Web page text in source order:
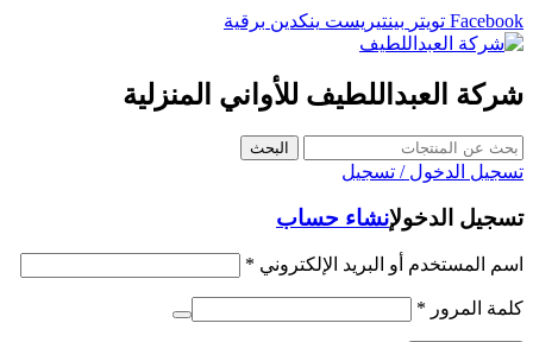
Facebook تويتر بينتيريست ينكدين برقية
شركة العبداللطيف للأواني المنزلية
البحث
تسجيل الدخول / تسجيل
تسجيل الدخولإنشاء حساب
اسم المستخدم أو البريد الإلكتروني *
كلمة المرور *